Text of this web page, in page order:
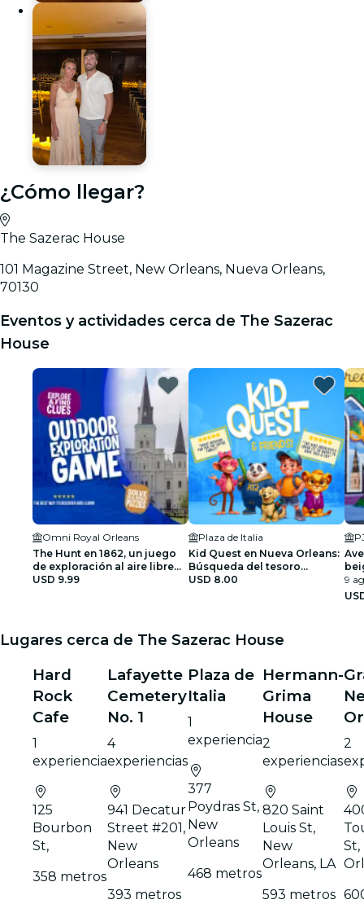
¿Cómo llegar?
The Sazerac House
101 Magazine Street, New Orleans, Nueva Orleans,
70130
Eventos y actividades cerca de The Sazerac
House
Omni Royal Orleans
The Hunt en 1862, un juego
de exploración al aire libre
en Nueva Orleans
USD 9.99
Plaza de Italia
Kid Quest en Nueva Orleans:
Búsqueda del tesoro
interactiva para toda la
USD 8.00
9
Lugares cerca de The Sazerac House
Hard
Rock
Cafe
1
experiencia
125
Bourbon
St,
358 metros
Lafayette
Cemetery
No. 1
4
experiencias
941 Decatur
Street #201,
New
Orleans
393 metros
Plaza de
Italia
1
experiencia
377
Poydras St,
New
Orleans
468 metros
Hermann-
Grima
House
2
experiencias
820 Saint
Louis St,
New
Orleans, LA
593 metros
2
St,